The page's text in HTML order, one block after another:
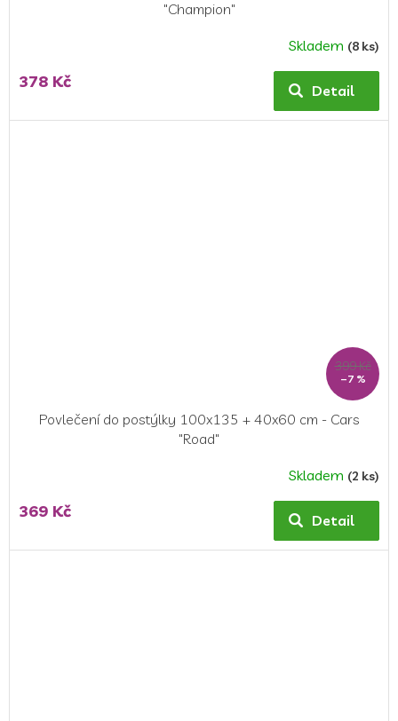
"Champion"
Skladem (8 ks)
378 Kč Detail
399 Kč
–7 %
Povlečení do postýlky 100x135 + 40x60 cm - Cars
"Road"
produktu
Skladem (2 ks)
369 Kč Detail